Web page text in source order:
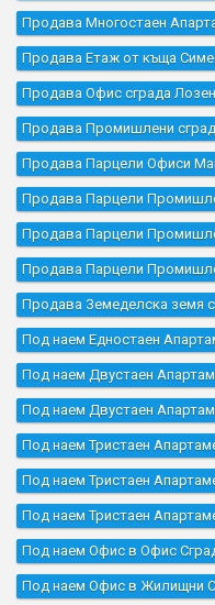
Продава Многостаен
Продава Етаж от къща
Продава Офис сграда
Продава Промишлени
Продава Парцели Офиси
Продава Парцели
Продава Парцели
Продава Парцели
Продава Земеделска земя
Под наем Едностаен
Под наем Двустаен
Под наем Двустаен
Под наем Тристаен
Под наем Тристаен
Под наем Тристаен
Под наем Офис в Офис
Под наем Офис в Жилищни